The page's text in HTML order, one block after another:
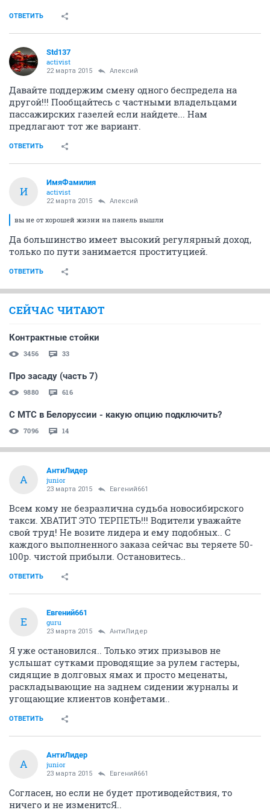
ОТВЕТИТЬ
Std137
activist
22 марта 2015 Алексий
Давайте поддержим смену одного беспредела на
другой!!! Пообщайтесь с частными владельцами
пассажирских газелей если найдете... Нам
предлагают тот же вариант.
ОТВЕТИТЬ
И
ИмяФамилия
activist
22 марта 2015 Алексий
вы не от хорошей жизни на панель вышли
Да большинство имеет высокий регулярный доход,
только по пути занимается проституцией.
ОТВЕТИТЬ
СЕЙЧАС ЧИТАЮТ
Контрактные стойки
3456 33
Про засаду (часть 7)
9880 616
С МТС в Белоруссии - какую опцию подключить?
7096 14
А
АнтиЛидер
junior
23 марта 2015 Евгений661
Всем кому не безразлична судьба новосибирского
такси. ХВАТИТ ЭТО ТЕРПЕТЬ!!! Водители уважайте
свой труд! Не возите лидера и ему подобных.. С
каждого выполненного заказа сейчас вы теряете 50-
100р. чистой прибыли. Остановитесь..
ОТВЕТИТЬ
Е
Евгений661
guru
23 марта 2015 АнтиЛидер
Я уже остановился.. Только этих призывов не
услышат сутками проводящие за рулем гастеры,
сидящие в долговых ямах и просто меценаты,
раскладывающие на заднем сидении журналы и
угощающие клиентов конфетами..
ОТВЕТИТЬ
А
АнтиЛидер
junior
23 марта 2015 Евгений661
Согласен, но если не будет противодействия, то
ничего и не изменитсЯ..